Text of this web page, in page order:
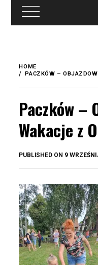
treści
content
HOME
PACZKÓW –
Paczków –
Wakacje z
PUBLISHED ON 9